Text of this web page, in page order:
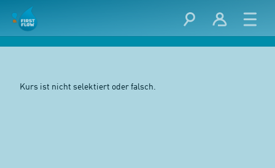
Kurs ist nicht selektiert oder falsch.